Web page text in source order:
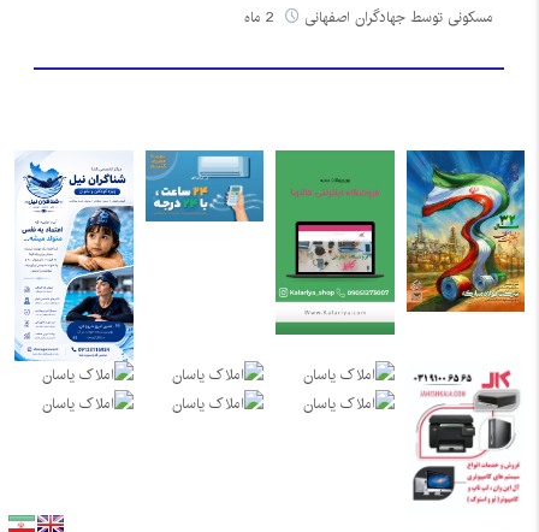
مسکونی توسط جهادگران اصفهانی